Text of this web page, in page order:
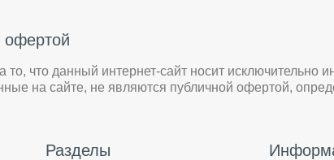
офертой
что данный интернет-сайт носит исключительно
на сайте, не являются публичной офертой,
Разделы